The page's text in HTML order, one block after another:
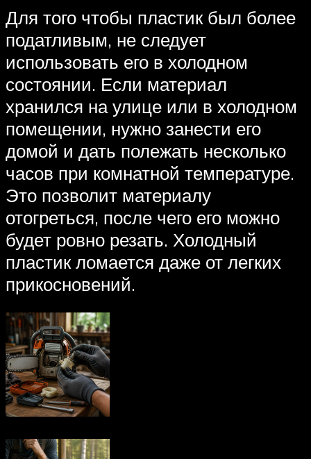
Для того чтобы пластик был более
податливым, не следует
использовать его в холодном
состоянии. Если материал
хранился на улице или в холодном
помещении, нужно занести его
домой и дать полежать несколько
часов при комнатной температуре.
Это позволит материалу
отогреться, после чего его можно
будет ровно резать. Холодный
пластик ломается даже от легких
прикосновений.